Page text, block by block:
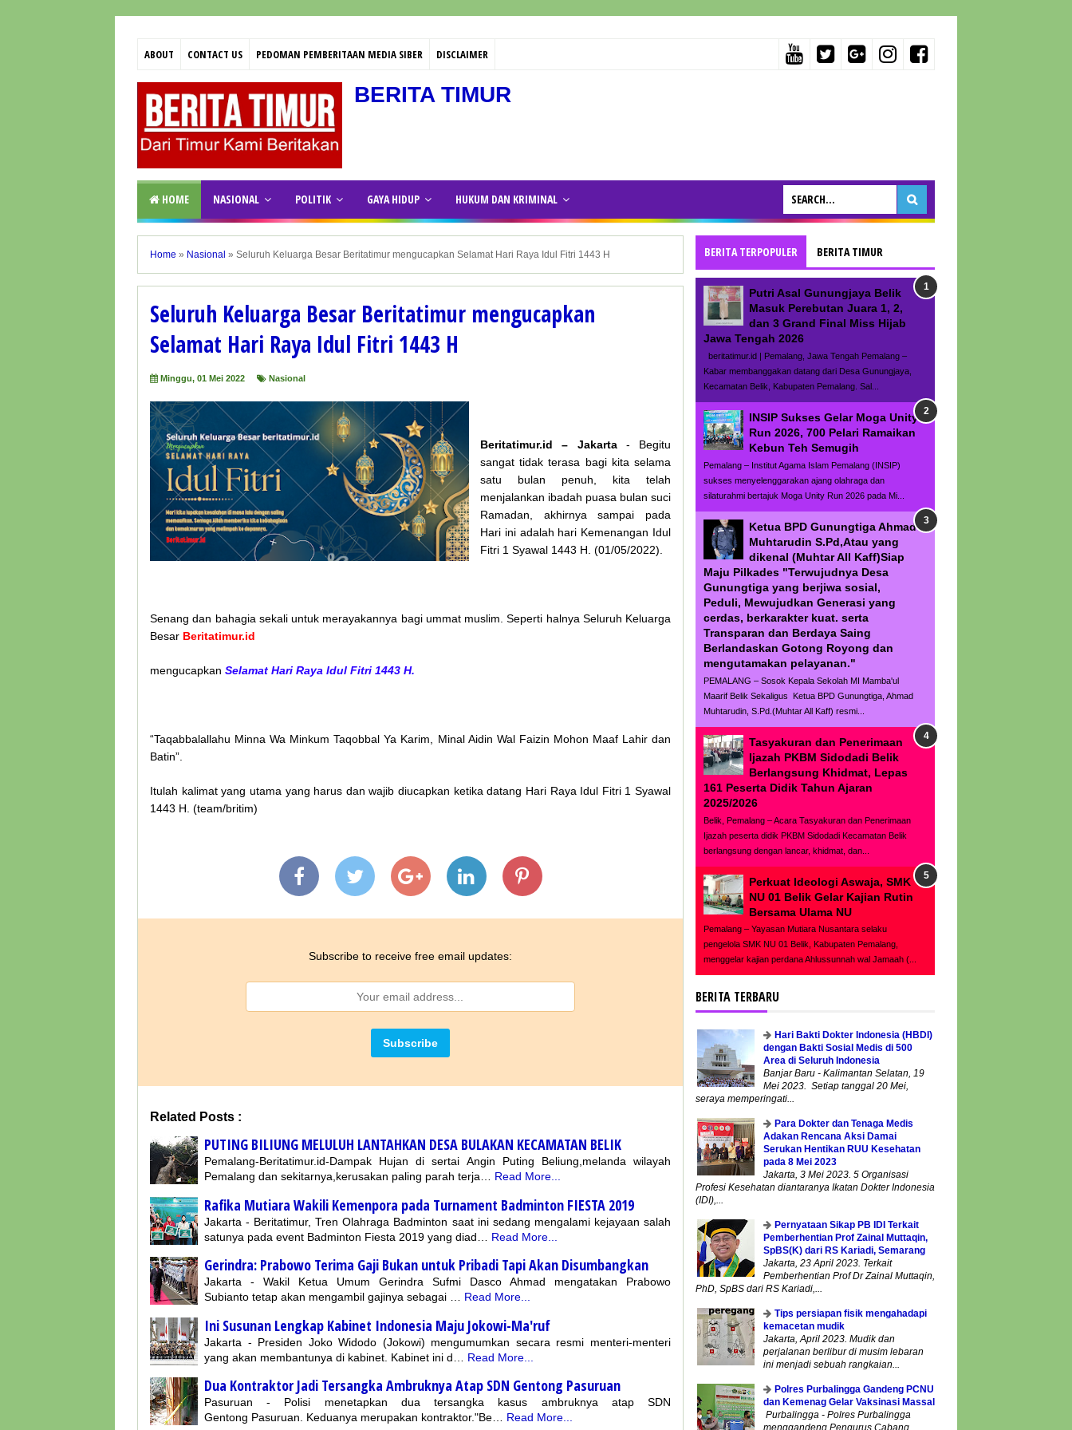
ABOUT CONTACT US PEDOMAN PEMBERITAAN MEDIA SIBER DISCLAIMER
BERITA TIMUR
HOME NASIONAL POLITIK GAYA HIDUP HUKUM DAN KRIMINAL
Home » Nasional » Seluruh Keluarga Besar Beritatimur mengucapkan Selamat Hari Raya Idul Fitri 1443 H
Seluruh Keluarga Besar Beritatimur mengucapkan
Selamat Hari Raya Idul Fitri 1443 H
Minggu, 01 Mei 2022 Nasional
Beritatimur.id – Jakarta - Begitu
sangat tidak terasa bagi kita selama
satu bulan penuh, kita telah
menjalankan ibadah puasa bulan suci
Ramadan, akhirnya sampai pada
Hari ini adalah hari Kemenangan Idul
Fitri 1 Syawal 1443 H. (01/05/2022).
Senang dan bahagia sekali untuk merayakannya bagi ummat muslim. Seperti halnya Seluruh Keluarga
Besar Beritatimur.id
mengucapkan Selamat Hari Raya Idul Fitri 1443 H.
“Taqabbalallahu Minna Wa Minkum Taqobbal Ya Karim, Minal Aidin Wal Faizin Mohon Maaf Lahir dan
Batin”.
Itulah kalimat yang utama yang harus dan wajib diucapkan ketika datang Hari Raya Idul Fitri 1 Syawal
1443 H. (team/britim)
Subscribe to receive free email updates:
Related Posts :
PUTING BILIUNG MELULUH LANTAHKAN DESA BULAKAN KECAMATAN BELIK
Pemalang-Beritatimur.id-Dampak Hujan di sertai Angin Puting Beliung,melanda wilayah
Pemalang dan sekitarnya,kerusakan paling parah terja…
Read More...
Rafika Mutiara Wakili Kemenpora pada Turnament Badminton FIESTA 2019
Jakarta - Beritatimur, Tren Olahraga Badminton saat ini sedang mengalami kejayaan salah
satunya pada event Badminton Fiesta 2019 yang diad…
Read More...
Gerindra: Prabowo Terima Gaji Bukan untuk Pribadi Tapi Akan Disumbangkan
Jakarta - Wakil Ketua Umum Gerindra Sufmi Dasco Ahmad mengatakan Prabowo
Subianto tetap akan mengambil gajinya sebagai …
Read More...
Ini Susunan Lengkap Kabinet Indonesia Maju Jokowi-Ma'ruf
Jakarta - Presiden Joko Widodo (Jokowi) mengumumkan secara resmi menteri-menteri
yang akan membantunya di kabinet. Kabinet ini d…
Read More...
Dua Kontraktor Jadi Tersangka Ambruknya Atap SDN Gentong Pasuruan
Pasuruan - Polisi menetapkan dua tersangka kasus ambruknya atap SDN
Gentong Pasuruan. Keduanya merupakan kontraktor."Be…
Read More...
BERITA TERPOPULER BERITA TIMUR
Putri Asal Gunungjaya Belik
Masuk Perebutan Juara 1, 2,
dan 3 Grand Final Miss Hijab
Jawa Tengah 2026
beritatimur.id | Pemalang, Jawa Tengah Pemalang –
Kabar membanggakan datang dari Desa Gunungjaya,
Kecamatan Belik, Kabupaten Pemalang. Sal...
INSIP Sukses Gelar Moga Unity
Run 2026, 700 Pelari Ramaikan
Kebun Teh Semugih
Pemalang – Institut Agama Islam Pemalang (INSIP)
sukses menyelenggarakan ajang olahraga dan
silaturahmi bertajuk Moga Unity Run 2026 pada Mi...
Ketua BPD Gunungtiga Ahmad
Muhtarudin S.Pd,Atau yang
dikenal (Muhtar All Kaff)Siap
Maju Pilkades "Terwujudnya Desa
Gunungtiga yang berjiwa sosial,
Peduli, Mewujudkan Generasi yang
cerdas, berkarakter kuat. serta
Transparan dan Berdaya Saing
Berlandaskan Gotong Royong dan
mengutamakan pelayanan."
PEMALANG – Sosok Kepala Sekolah MI Mamba'ul
Maarif Belik Sekaligus Ketua BPD Gunungtiga, Ahmad
Muhtarudin, S.Pd.(Muhtar All Kaff) resmi...
Tasyakuran dan Penerimaan
Ijazah PKBM Sidodadi Belik
Berlangsung Khidmat, Lepas
161 Peserta Didik Tahun Ajaran
2025/2026
Belik, Pemalang – Acara Tasyakuran dan Penerimaan
Ijazah peserta didik PKBM Sidodadi Kecamatan Belik
berlangsung dengan lancar, khidmat, dan...
Perkuat Ideologi Aswaja, SMK
NU 01 Belik Gelar Kajian Rutin
Bersama Ulama NU
Pemalang – Yayasan Mutiara Nusantara selaku
pengelola SMK NU 01 Belik, Kabupaten Pemalang,
menggelar kajian perdana Ahlussunnah wal Jamaah (...
BERITA TERBARU
Hari Bakti Dokter Indonesia (HBDI)
dengan Bakti Sosial Medis di 500
Area di Seluruh Indonesia
Banjar Baru - Kalimantan Selatan, 19
Mei 2023. Setiap tanggal 20 Mei,
seraya memperingati...
Para Dokter dan Tenaga Medis
Adakan Rencana Aksi Damai
Serukan Hentikan RUU Kesehatan
pada 8 Mei 2023
Jakarta, 3 Mei 2023. 5 Organisasi
Profesi Kesehatan diantaranya Ikatan Dokter Indonesia
(IDI),...
Pernyataan Sikap PB IDI Terkait
Pemberhentian Prof Zainal Muttaqin,
SpBS(K) dari RS Kariadi, Semarang
Jakarta, 23 April 2023. Terkait
Pemberhentian Prof Dr Zainal Muttaqin,
PhD, SpBS dari RS Kariadi,...
Tips persiapan fisik mengahadapi
kemacetan mudik
Jakarta, April 2023. Mudik dan
perjalanan berlibur di musim lebaran
ini menjadi sebuah rangkaian...
Polres Purbalingga Gandeng PCNU
dan Kemenag Gelar Vaksinasi Massal
Purbalingga - Polres Purbalingga